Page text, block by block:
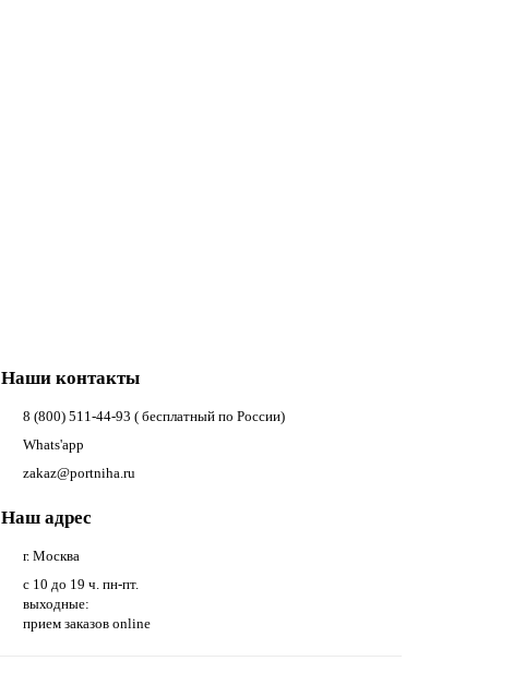
Наши контакты
8 (800) 511-44-93 ( бесплатный по России)
Whats'app
zakaz@portniha.ru
Наш адрес
г. Москва
с 10 до 19 ч. пн-пт.
выходные:
прием заказов online